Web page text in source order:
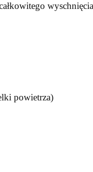
powietrza)